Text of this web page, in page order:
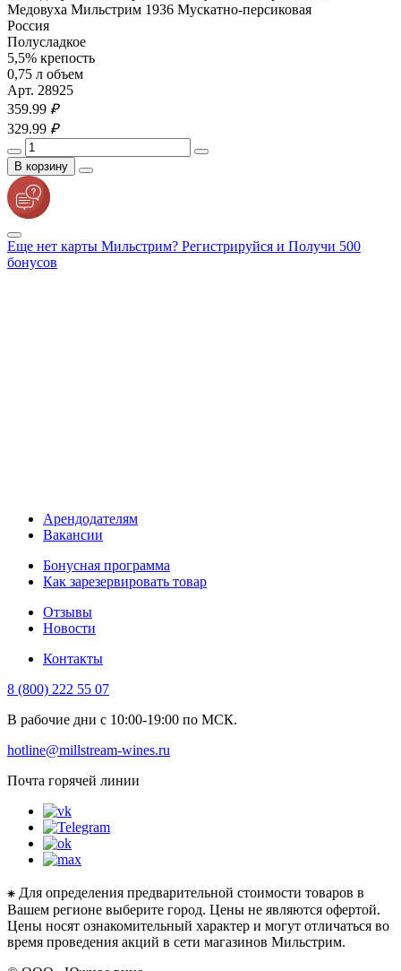
Медовуха Мильстрим 1936 Мускатно-персиковая
Россия
Полусладкое
5,5% крепость
0,75 л объем
Арт. 28925
359.99 ₽
329.99 ₽
В корзину
Еще нет карты Мильстрим? Регистрируйся и Получи 500
бонусов
Арендодателям
Вакансии
Бонусная программа
Как зарезервировать товар
Отзывы
Новости
Контакты
8 (800) 222 55 07
В рабочие дни с 10:00-19:00 по МСК.
hotline@millstream-wines.ru
Почта горячей линии
⁕ Для определения предварительной стоимости товаров в
Вашем регионе выберите город. Цены не являются офертой.
Цены носят ознакомительный характер и могут отличаться во
время проведения акций в сети магазинов Мильстрим.